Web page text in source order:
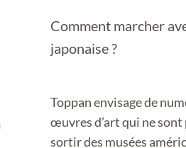
Comment marcher
japonaise ?
Toppan envisage de
œuvres d’art qui ne sont
sortir des musées